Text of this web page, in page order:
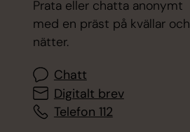
Prata eller chatta anonymt
med en präst på kvällar och
nätter.
Chatt
Digitalt brev
Telefon 112